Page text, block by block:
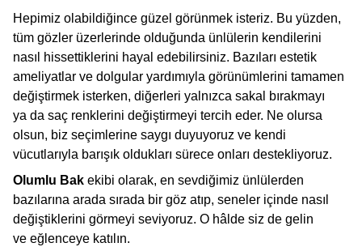
Hepimiz olabildiğince güzel görünmek isteriz. Bu yüzden,
tüm gözler üzerlerinde olduğunda ünlülerin kendilerini
nasıl hissettiklerini hayal edebilirsiniz. Bazıları estetik
ameliyatlar ve dolgular yardımıyla görünümlerini tamamen
değiştirmek isterken, diğerleri yalnızca sakal bırakmayı
ya da saç renklerini değiştirmeyi tercih eder. Ne olursa
olsun, biz seçimlerine saygı duyuyoruz ve kendi
vücutlarıyla barışık oldukları sürece onları destekliyoruz.
Olumlu Bak ekibi olarak, en sevdiğimiz ünlülerden
bazılarına arada sırada bir göz atıp, seneler içinde nasıl
değiştiklerini görmeyi seviyoruz. O hâlde siz de gelin
ve eğlenceye katılın.